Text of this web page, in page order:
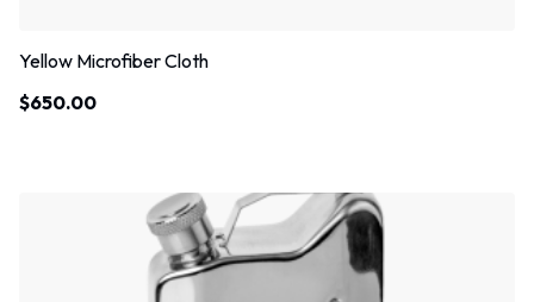
Yellow Microfiber Cloth
$650.00